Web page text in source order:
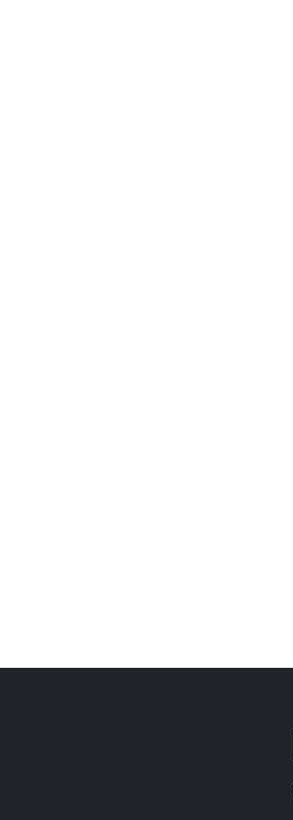
LKW